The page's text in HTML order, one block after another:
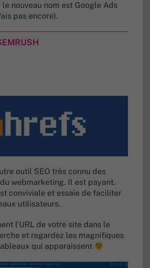
le nouveau nom est Google Ads
pas encore).
outil SEO très connu des
webmarketing. Il est payant.
conviviale et essaie de faciliter
utilisateurs.
l’URL de votre site dans le
et regardez les magnifiques
qui apparaissent